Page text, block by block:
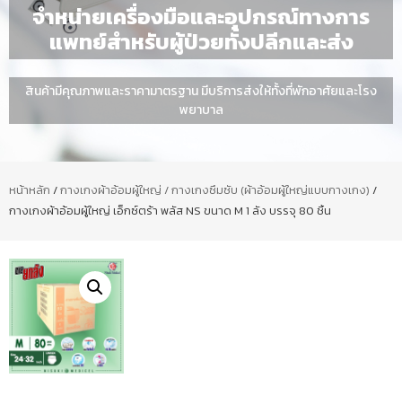
จำหน่ายเครื่องมือและอุปกรณ์ทางการ
แพทย์สำหรับผู้ป่วยทั้งปลีกและส่ง
สินค้ามีคุณภาพและราคามาตรฐาน มีบริการส่งให้ทั้งที่พักอาศัยและโรง
พยาบาล
หน้าหลัก /กางเกงผ้าอ้อมผู้ใหญ่ / กางเกงซึมซับ (ผ้าอ้อมผู้ใหญ่แบบกางเกง) /
กางเกงผ้าอ้อมผู้ใหญ่ เอ็กซ์ตร้า พลัส NS ขนาด M 1 ลัง บรรจุ 80 ชิ้น